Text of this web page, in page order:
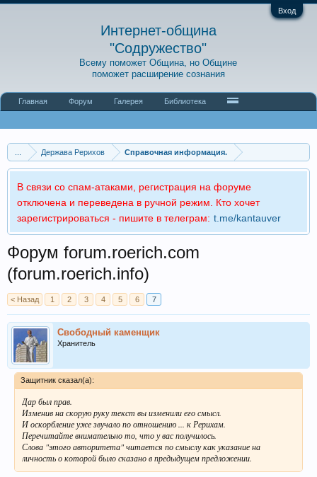
Вход
Интернет-община
"Содружество"
Всему поможет Община, но Общине
поможет расширение сознания
Держава Рерихов Справочная информация.
В связи со спам-атаками, регистрация на форуме
отключена и переведена в ручной режим. Кто хочет
зарегистрироваться - пишите в телеграм: t.me/kantauver
Форум forum.roerich.com
(forum.roerich.info)
< Назад 1 2 3 4 5 6 7
Свободный каменщик
Хранитель
Защитник сказал(а):
Дар был прав.
Изменив на скорую руку текст вы изменили его смысл.
И оскорбление уже звучало по отношению ... к Рерихам.
Перечитайте внимательно то, что у вас получилось.
Слова "этого авторитета" читается по смыслу как указание на
личность о которой было сказано в предыдущем предложении.
Главная Форум Галерея Библиотека